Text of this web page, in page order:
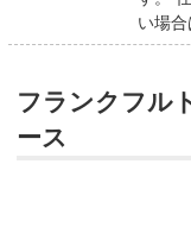
い場
フランクフル
ース